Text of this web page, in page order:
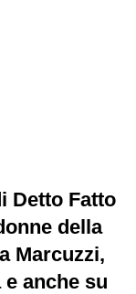
Detto Fatto
della
Marcuzzi,
anche su